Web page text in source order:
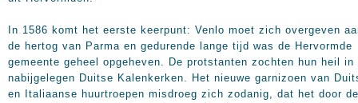
In 1586 komt het eerste keerpunt: Venlo moet zich overgeven
de hertog van Parma en gedurende lange tijd was de Hervormde
gemeente geheel opgeheven. De protstanten zochten hun heil in
nabijgelegen Duitse Kalenkerken. Het nieuwe garnizoen van
en Italiaanse huurtroepen misdroeg zich zodanig, dat het door de